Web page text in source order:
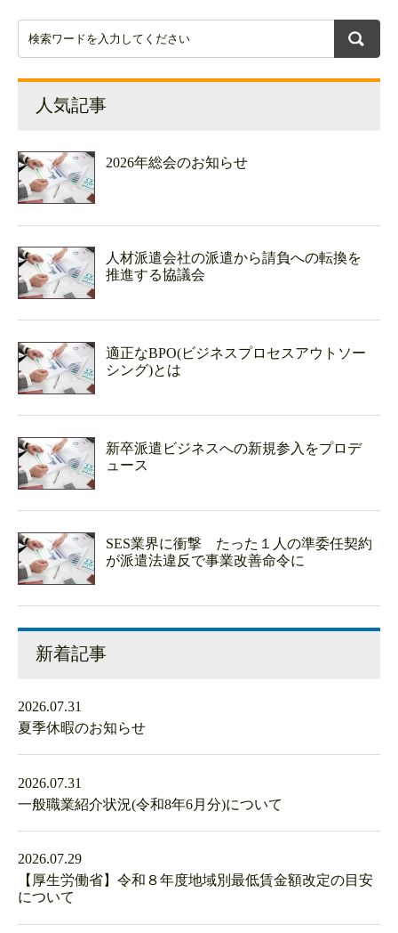
人気記事
2026年総会のお知らせ
人材派遣会社の派遣から請負への転換を
推進する協議会
適正なBPO(ビジネスプロセスアウトソー
シング)とは
新卒派遣ビジネスへの新規参入をプロデ
ュース
SES業界に衝撃 たった１人の準委任契約
が派遣法違反で事業改善命令に
新着記事
2026.07.31
夏季休暇のお知らせ
2026.07.31
一般職業紹介状況(令和8年6月分)について
2026.07.29
【厚生労働省】令和８年度地域別最低賃金額改定の目安
について